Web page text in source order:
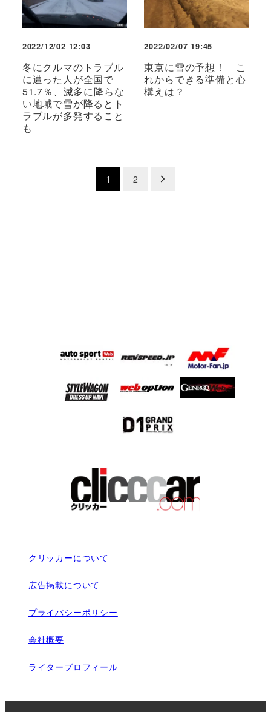
2022/12/02 12:03
冬にクルマのトラブル
に遭った人が全国で
51.7％、滅多に降らな
い地域で雪が降るとト
ラブルが多発すること
も
2022/02/07 19:45
東京に雪の予想！ こ
れからできる準備と心
構えは？
1 2
クリッカーについて
広告掲載について
プライバシーポリシー
会社概要
ライタープロフィール